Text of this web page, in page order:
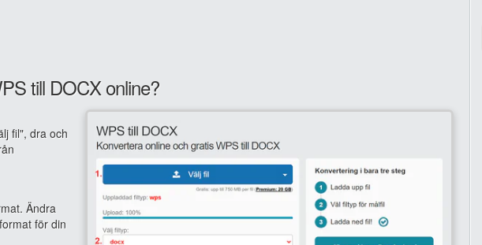
till DOCX online?
fil", dra och
Ändra
för din